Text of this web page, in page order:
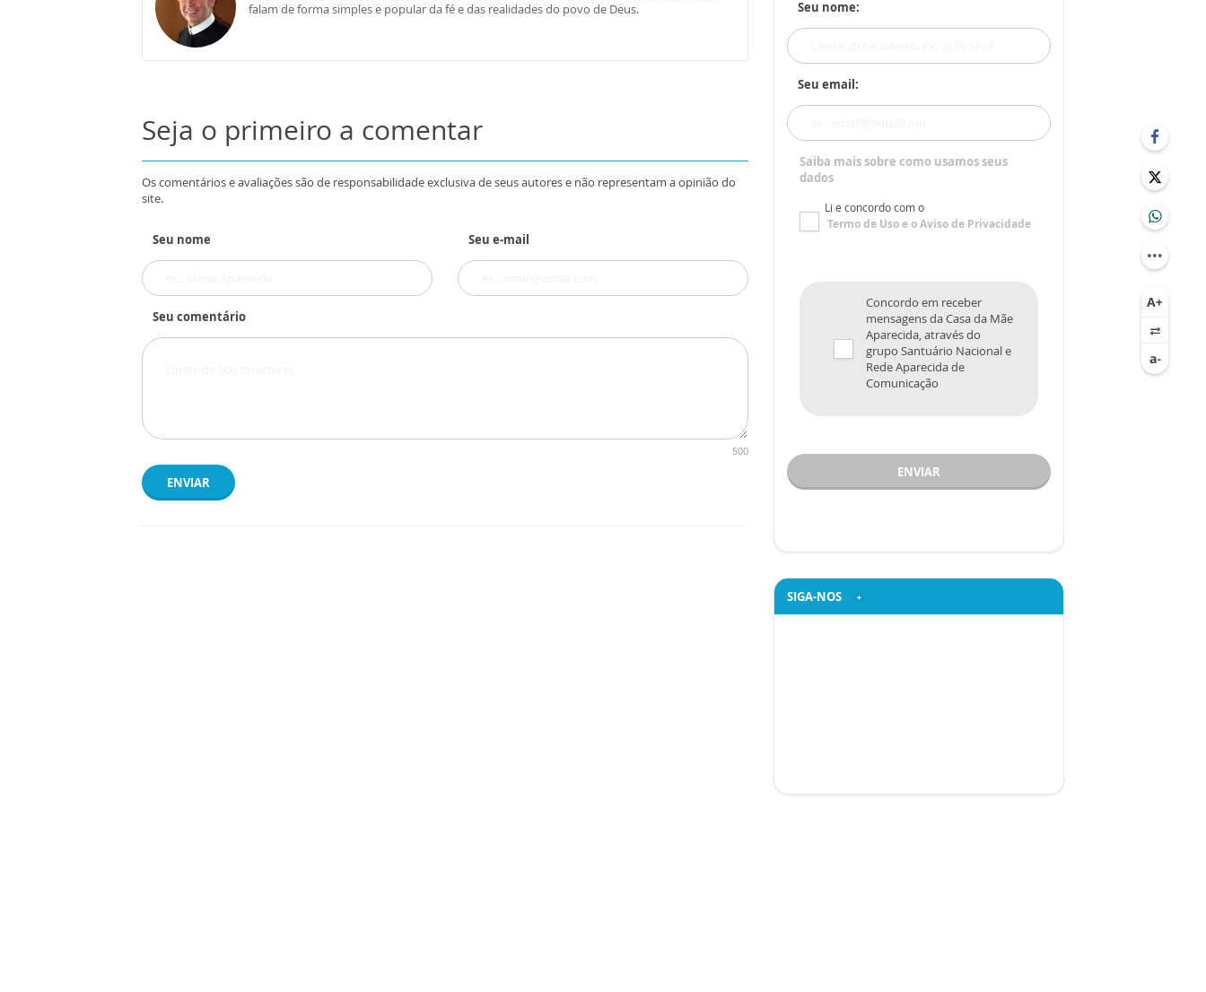
falam de forma simples e popular da fé e das realidades do povo de Deus.
Seja o primeiro a comentar
Os comentários e avaliações são de responsabilidade exclusiva de seus autores e não representam a opinião do
site.
Seu nome Seu e-mail
Seu comentário
500
ENVIAR
Seu nome:
Seu email:
Saiba mais sobre como usamos seus
dados
Li e concordo com o
Termo de Usoe oAviso de Privacidade
Concordo em receber
mensagens da Casa da Mãe
Aparecida, através do
grupo Santuário Nacional e
Rede Aparecida de
Comunicação
ENVIAR
SIGA-NOS